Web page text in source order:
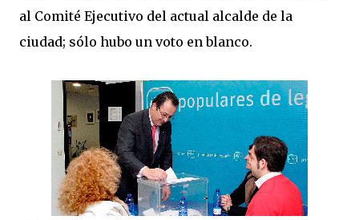
al Comité Ejecutivo del actual alcalde de la
ciudad; sólo hubo un voto en blanco.